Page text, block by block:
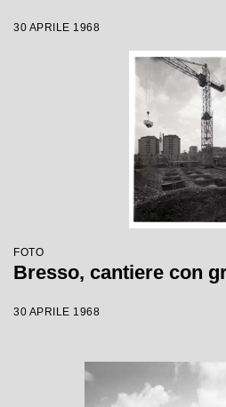
30 APRILE 1968
FOTO
Bresso, cantiere con
30 APRILE 1968